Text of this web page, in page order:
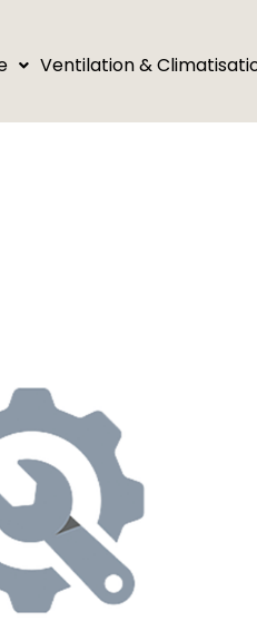
Ventilation &